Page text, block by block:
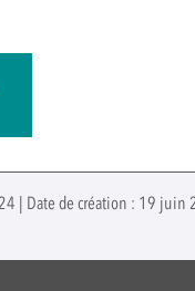
| Date de création : 19 juin